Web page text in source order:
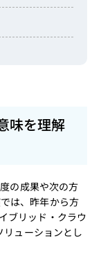
味を理解
の成果や次の方
は、昨年から方
ブリッド・クラウ
リューションとし